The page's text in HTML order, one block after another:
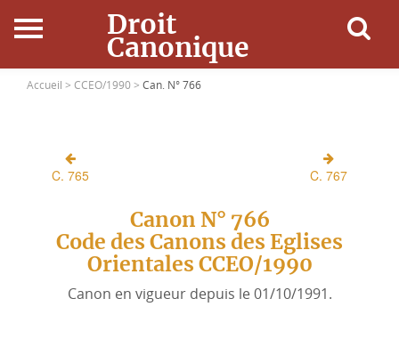
Droit
Canonique
Accueil
Ressources
Connexion
Accueil > CCEO/1990 > Can. N° 766
C. 765 C. 767
Canon N° 766
Code des Canons des Eglises
Orientales CCEO/1990
Canon en vigueur depuis le 01/10/1991.